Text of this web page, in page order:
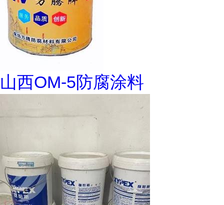
山西OM-5防腐涂料